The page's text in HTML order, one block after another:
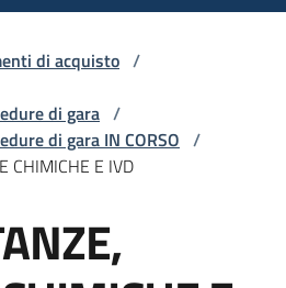
di acquisto /
di gara /
di gara IN CORSO /
CHIMICHE E IVD